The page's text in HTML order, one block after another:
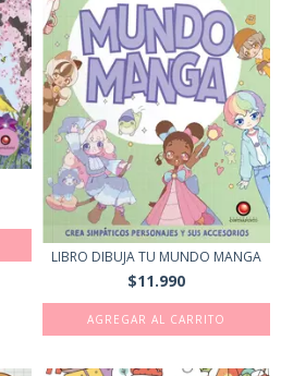
LIBRO DIBUJA TU MUNDO MANGA
$11.990